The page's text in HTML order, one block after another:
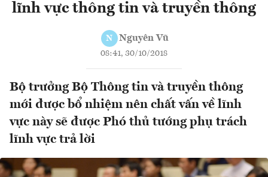
lĩnh vực thông tin và truyền thông
N Nguyên Vũ
08:41, 30/10/2018
Bộ trưởng Bộ Thông tin và truyền thông
mới được bổ nhiệm nên chất vấn về lĩnh
vực này sẽ được Phó thủ tướng phụ trách
lĩnh vực trả lời